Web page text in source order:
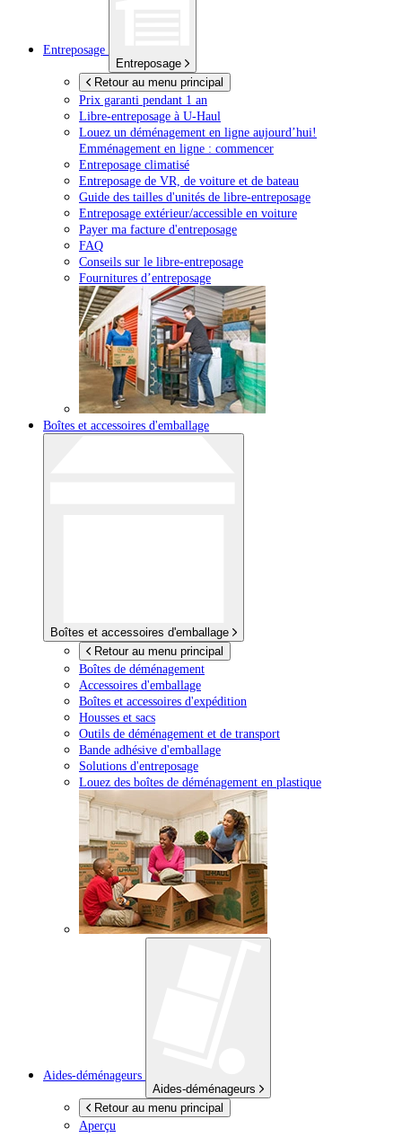
Entreposage
Entreposage
Retour au menu principal
Prix garanti pendant 1 an
Libre-entreposage à U-Haul
Louez un déménagement en ligne aujourd’hui!
Emménagement en ligne : commencer
Entreposage climatisé
Entreposage de VR, de voiture et de bateau
Guide des tailles d'unités de libre-entreposage
Entreposage extérieur/accessible en voiture
Payer ma facture d'entreposage
FAQ
Conseils sur le libre-entreposage
Fournitures d’entreposage
Boîtes et accessoires d'emballage
Boîtes et accessoires d'emballage
Retour au menu principal
Boîtes de déménagement
Accessoires d'emballage
Boîtes et accessoires d'expédition
Housses et sacs
Outils de déménagement et de transport
Bande adhésive d'emballage
Solutions d'entreposage
Louez des boîtes de déménagement en plastique
Aides-déménageurs
Aides-déménageurs
Retour au menu principal
Aperçu